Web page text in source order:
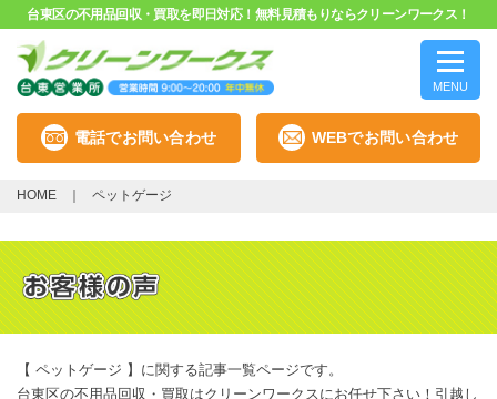
台東区の不用品回収・買取を即日対応！無料見積もりならクリーンワークス！
MENU
電話でお問い合わせ WEBでお問い合わせ
HOME ペットゲージ
【 ペットゲージ 】に関する記事一覧ページです。
台東区の不用品回収・買取はクリーンワークスにお任せ下さい！引越し